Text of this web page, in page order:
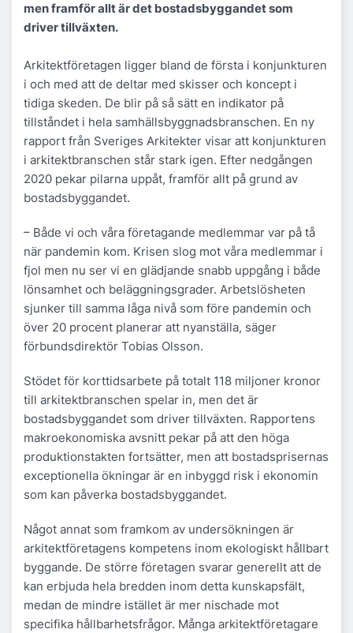
men framför allt är det bostadsbyggandet som
driver tillväxten.
Arkitektföretagen ligger bland de första i konjunkturen
i och med att de deltar med skisser och koncept i
tidiga skeden. De blir på så sätt en indikator på
tillståndet i hela samhällsbyggnadsbranschen. En ny
rapport från Sveriges Arkitekter visar att konjunkturen
i arkitektbranschen står stark igen. Efter nedgången
2020 pekar pilarna uppåt, framför allt på grund av
bostadsbyggandet.
– Både vi och våra företagande medlemmar var på tå
när pandemin kom. Krisen slog mot våra medlemmar i
fjol men nu ser vi en glädjande snabb uppgång i både
lönsamhet och beläggningsgrader. Arbetslösheten
sjunker till samma låga nivå som före pandemin och
över 20 procent planerar att nyanställa, säger
förbundsdirektör Tobias Olsson.
Stödet för korttidsarbete på totalt 118 miljoner kronor
till arkitektbranschen spelar in, men det är
bostadsbyggandet som driver tillväxten. Rapportens
makroekonomiska avsnitt pekar på att den höga
produktionstakten fortsätter, men att bostadsprisernas
exceptionella ökningar är en inbyggd risk i ekonomin
som kan påverka bostadsbyggandet.
Något annat som framkom av undersökningen är
arkitektföretagens kompetens inom ekologiskt hållbart
byggande. De större företagen svarar generellt att de
kan erbjuda hela bredden inom detta kunskapsfält,
medan de mindre istället är mer nischade mot
specifika hållbarhetsfrågor. Många arkitektföretagare